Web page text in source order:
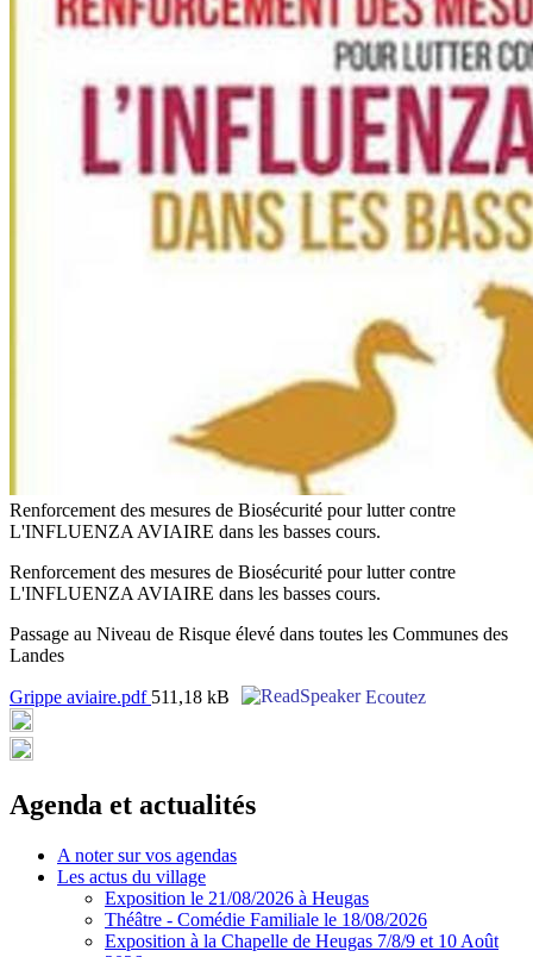
Renforcement des mesures de Biosécurité pour lutter contre
L'INFLUENZA AVIAIRE dans les basses cours.
Renforcement des mesures de Biosécurité pour lutter contre
L'INFLUENZA AVIAIRE dans les basses cours.
Passage au Niveau de Risque élevé dans toutes les Communes des
Landes
Grippe aviaire.pdf 511,18 kB Ecoutez
Agenda et actualités
A noter sur vos agendas
Les actus du village
Exposition le 21/08/2026 à Heugas
Théâtre - Comédie Familiale le 18/08/2026
Exposition à la Chapelle de Heugas 7/8/9 et 10 Août